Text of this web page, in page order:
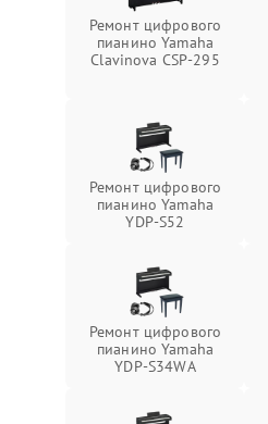
Ремонт цифрового
пианино Yamaha
Clavinova CSP-295
Ремонт цифрового
пианино Yamaha
YDP-S52
Ремонт цифрового
пианино Yamaha
YDP-S34WA